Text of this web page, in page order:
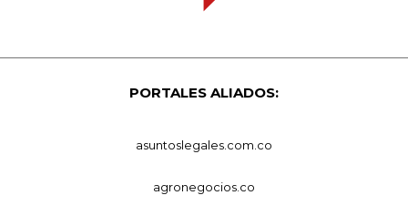
PORTALES ALIADOS:
asuntoslegales.com.co
agronegocios.co